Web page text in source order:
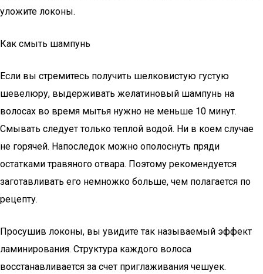
уложите локоны.
Как смыть шампунь
Если вы стремитесь получить шелковистую густую
шевелюру, выдерживать желатиновый шампунь на
волосах во время мытья нужно не меньше 10 минут.
Смывать следует только теплой водой. Ни в коем случае
не горячей. Напоследок можно ополоснуть пряди
остатками травяного отвара. Поэтому рекомендуется
заготавливать его немножко больше, чем полагается по
рецепту.
Просушив локоны, вы увидите так называемый эффект
ламинирования. Структура каждого волоса
восстанавливается за счет приглаживания чешуек.